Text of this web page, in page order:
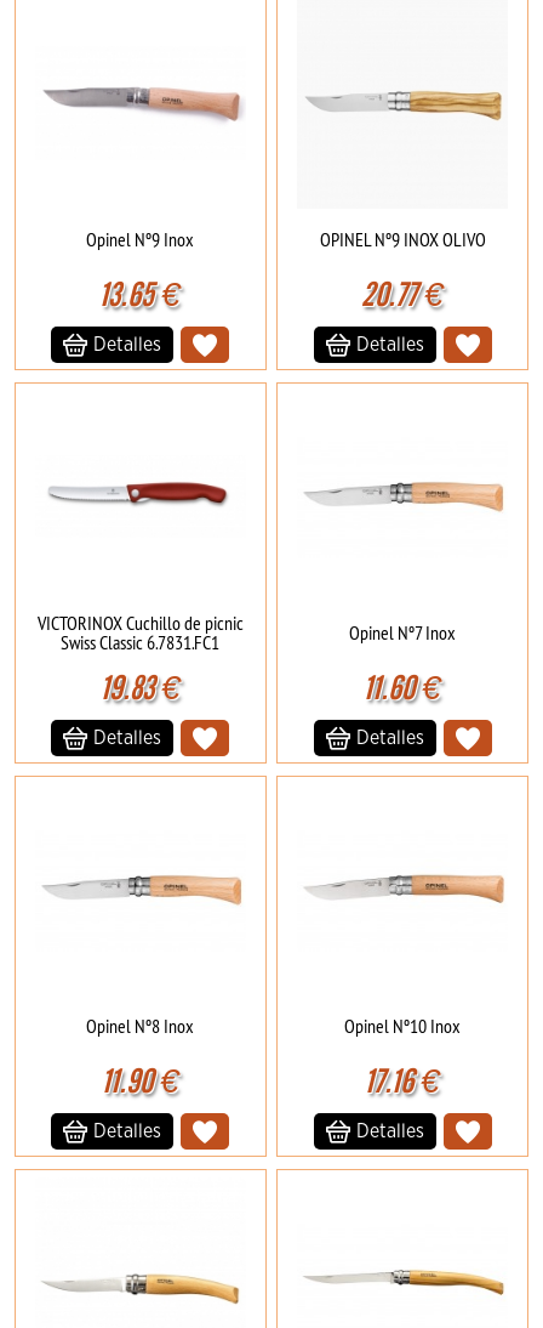
Opinel Nº9 Inox
13.65€
Detalles
OPINEL Nº9 INOX OLIVO
20.77€
Detalles
VICTORINOX Cuchillo de picnic
Swiss Classic 6.7831.FC1
19.83€
Detalles
Opinel Nº7 Inox
11.60€
Detalles
Opinel Nº8 Inox
11.90€
Detalles
Opinel Nº10 Inox
17.16€
Detalles